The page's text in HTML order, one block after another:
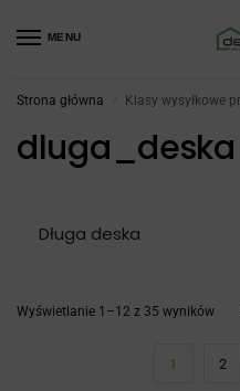
MENU
Strona główna Klasy wysyłkowe
dluga_deska
Długa deska
Wyświetlanie 1–12 z 35 wyników
1 2